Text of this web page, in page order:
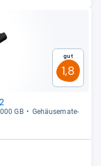
Gut
1,8
GB
Gehäu­se­ma­te­